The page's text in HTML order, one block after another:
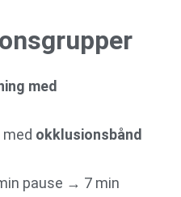
med
okklusionsbånd
pause → 7 min